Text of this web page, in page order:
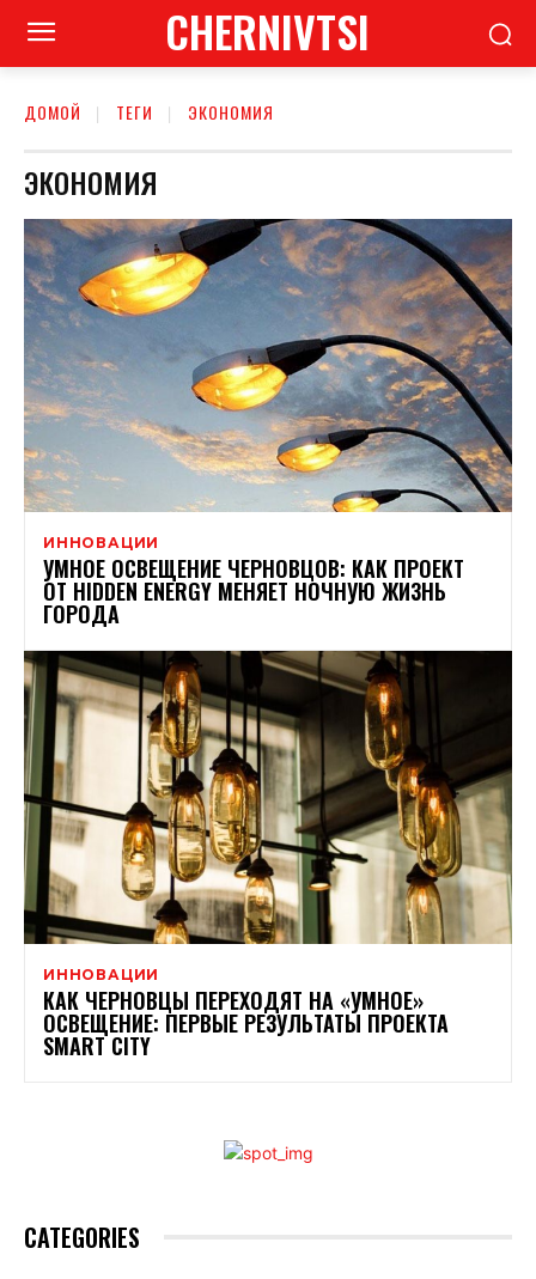
CHERNIVTSI
ДОМОЙ ТЕГИ ЭКОНОМИЯ
ЭКОНОМИЯ
ИННОВАЦИИ
УМНОЕ ОСВЕЩЕНИЕ ЧЕРНОВЦОВ: КАК ПРОЕКТ
ОТ HIDDEN ENERGY МЕНЯЕТ НОЧНУЮ ЖИЗНЬ
ГОРОДА
ИННОВАЦИИ
КАК ЧЕРНОВЦЫ ПЕРЕХОДЯТ НА «УМНОЕ»
ОСВЕЩЕНИЕ: ПЕРВЫЕ РЕЗУЛЬТАТЫ ПРОЕКТА
SMART CITY
CATEGORIES